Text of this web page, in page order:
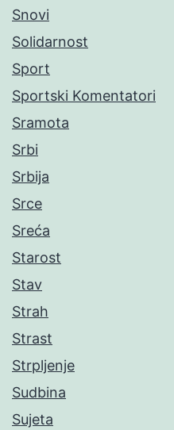
Snovi
Solidarnost
Sport
Sportski Komentatori
Sramota
Srbi
Srbija
Srce
Sreća
Starost
Stav
Strah
Strast
Strpljenje
Sudbina
Sujeta